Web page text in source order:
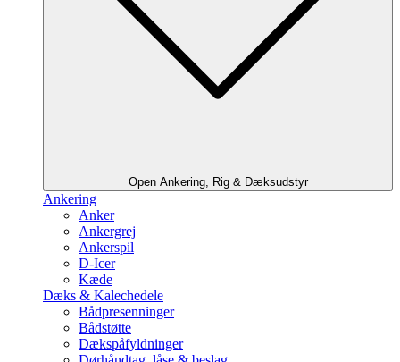
Open Ankering, Rig & Dæksudstyr
Ankering
Anker
Ankergrej
Ankerspil
D-Icer
Kæde
Dæks & Kalechedele
Bådpresenninger
Bådstøtte
Dækspåfyldninger